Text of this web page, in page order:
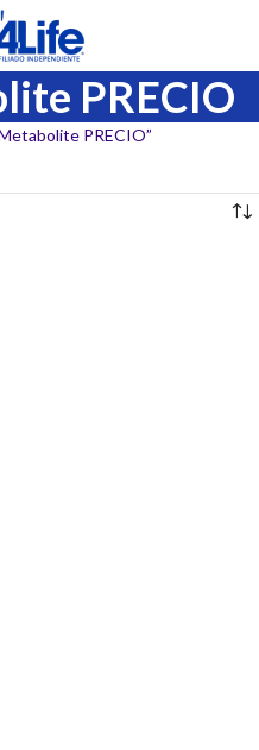
PRECIO
PRECIO”